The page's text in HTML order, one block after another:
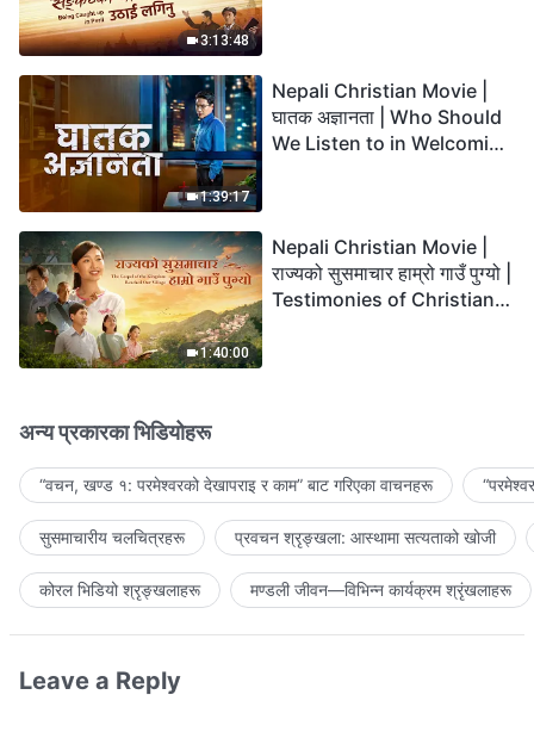
3:13:48
1:39:17
Nepali Christian Movie |
घातक अज्ञानता | Who Should
We Listen to in Welcoming
1:40:00
Nepali Christian Movie |
राज्यको सुसमाचार हाम्रो गाउँ पुग्यो |
Testimonies of Christians
अन्य प्रकारका भिडियोहरू
“वचन, खण्ड १: परमेश्‍वरको देखापराइ र काम” बाट गरिएका वाचनहरू
सुसमाचारीय चलचित्रहरू प्रवचन श्रृङ्खला: आस्थामा सत्यताको खोजी
कोरल भिडियो श्रृङ्खलाहरू मण्डली जीवन—विभिन्‍न कार्यक्रम श्रृंखलाहरू
Leave a Reply